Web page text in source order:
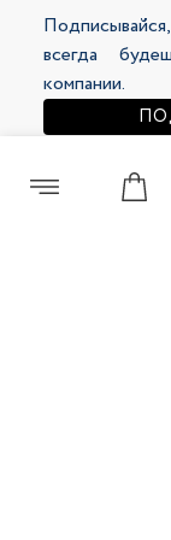
249 000 сум 107
всегда
компании.